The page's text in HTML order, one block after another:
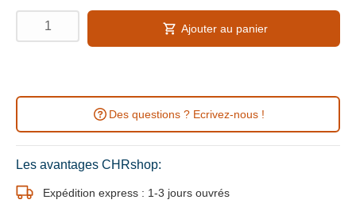
Ajouter au panier
Des questions ? Ecrivez-nous !
Les avantages CHRshop:
Expédition express : 1-3 jours ouvrés